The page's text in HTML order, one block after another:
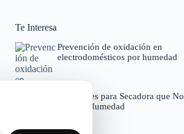
Códigos de error por marcas
Te Interesa
Prevención de oxidación en
electrodomésticos por humedad
Soluciones para Secadora que No
Detecta Humedad